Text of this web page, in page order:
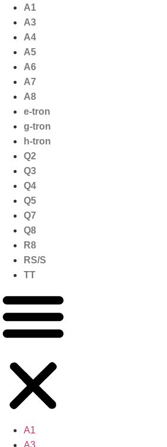
naar
inhoud
A1
A3
A4
A5
A6
A7
A8
e-tron
g-tron
h-tron
Q2
Q3
Q4
Q5
Q7
Q8
R8
RS/S
TT
A1
A3